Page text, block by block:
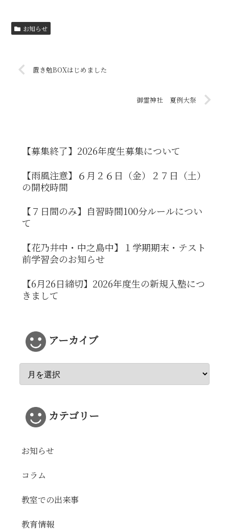
お知らせ
置き勉BOXはじめました
御霊神社 夏例大祭
【募集終了】2026年度生募集について
【雨風注意】６月２６日（金）２７日（土）
の開校時間
【７日間のみ】自習時間100分ルールについ
て
【花乃井中・中之島中】１学期期末・テスト
前学習会のお知らせ
【6月26日締切】2026年度生の新規入塾につ
きまして
アーカイブ
カテゴリー
お知らせ
コラム
教室での出来事
教育情報